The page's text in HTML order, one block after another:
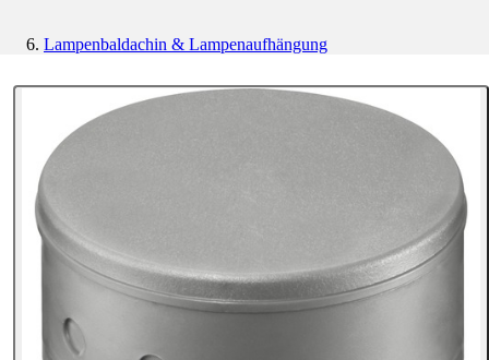
Lampenbaldachin & Lampenaufhängung